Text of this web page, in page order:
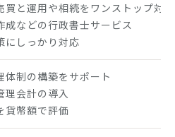
買と運用や相続をワンストップ対応
成などの行政書士サービス
にしっかり対応
体制の構築をサポート
理会計の導入
貨幣額で評価